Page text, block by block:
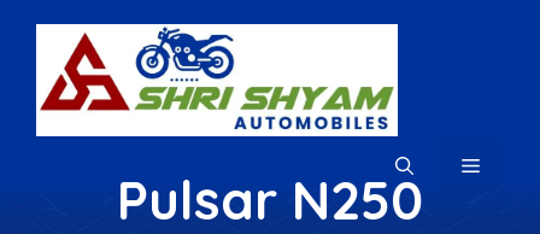
content
MENU
Pulsar N250